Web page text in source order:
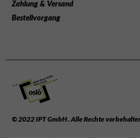
Zahlung & Versand
Bestellvorgang
© 2022 IPT GmbH . Alle Rechte